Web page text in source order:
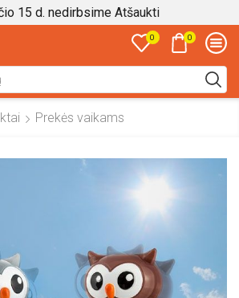
15 d. nedirbsime Atšaukti
0 0
input
Prekės vaikams